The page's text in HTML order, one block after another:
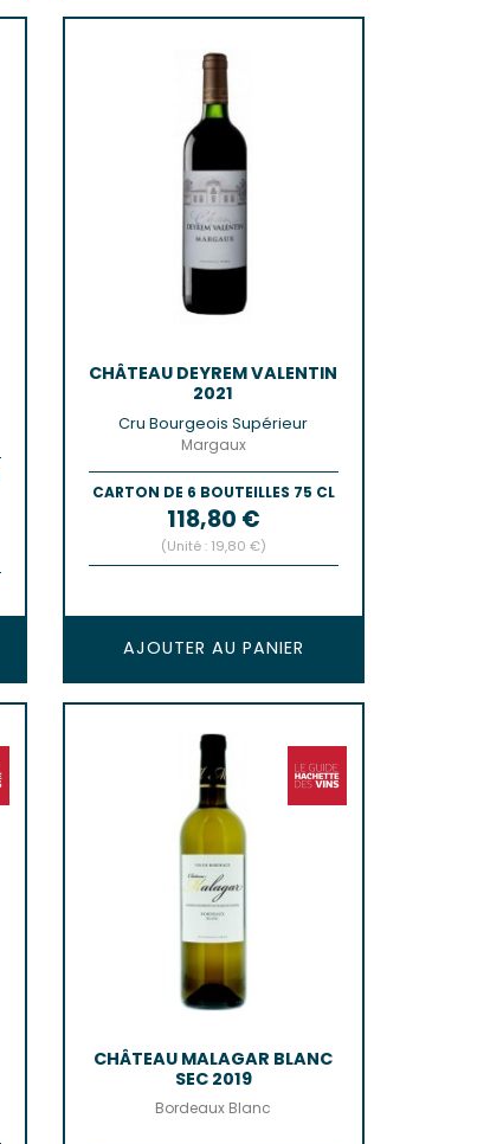
CHÂTEAU DEYREM VALENTIN
2021
Cru Bourgeois Supérieur
Margaux
CARTON DE 6 BOUTEILLES 75 CL
Prix
118,80 €
(Unité : 19,80 €)
AJOUTER AU PANIER
CHÂTEAU MALAGAR BLANC
SEC 2019
Bordeaux Blanc